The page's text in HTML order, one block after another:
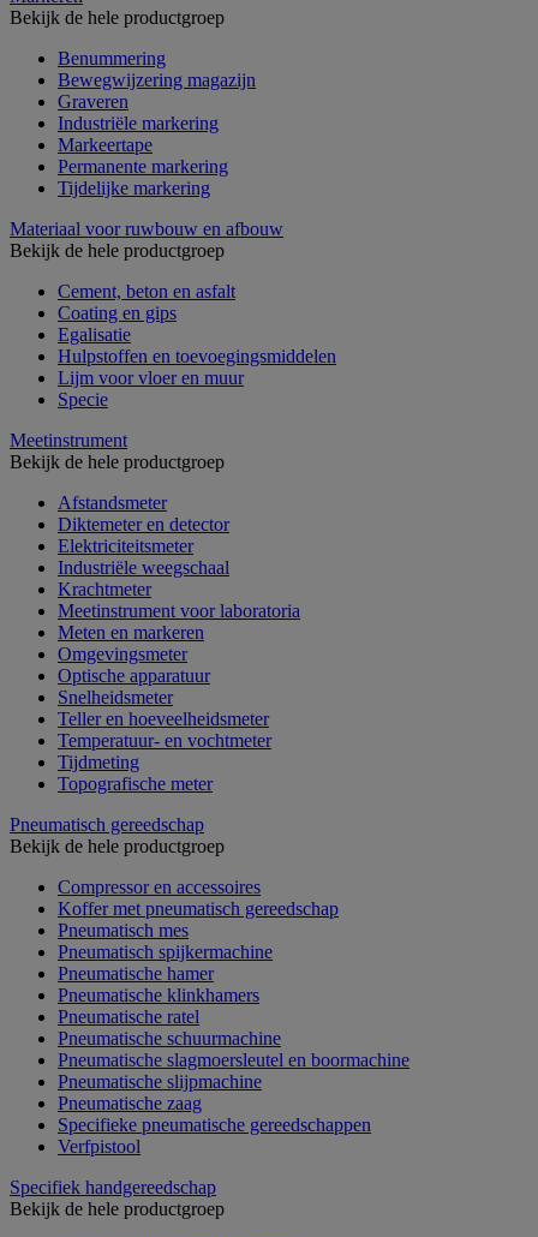
Bekijk de hele productgroep
Benummering
Bewegwijzering magazijn
Graveren
Industriële markering
Markeertape
Permanente markering
Tijdelijke markering
Materiaal voor ruwbouw en afbouw
Bekijk de hele productgroep
Cement, beton en asfalt
Coating en gips
Egalisatie
Hulpstoffen en toevoegingsmiddelen
Lijm voor vloer en muur
Specie
Meetinstrument
Bekijk de hele productgroep
Afstandsmeter
Diktemeter en detector
Elektriciteitsmeter
Industriële weegschaal
Krachtmeter
Meetinstrument voor laboratoria
Meten en markeren
Omgevingsmeter
Optische apparatuur
Snelheidsmeter
Teller en hoeveelheidsmeter
Temperatuur- en vochtmeter
Tijdmeting
Topografische meter
Pneumatisch gereedschap
Bekijk de hele productgroep
Compressor en accessoires
Koffer met pneumatisch gereedschap
Pneumatisch mes
Pneumatisch spijkermachine
Pneumatische hamer
Pneumatische klinkhamers
Pneumatische ratel
Pneumatische schuurmachine
Pneumatische slagmoersleutel en boormachine
Pneumatische slijpmachine
Pneumatische zaag
Specifieke pneumatische gereedschappen
Verfpistool
Specifiek handgereedschap
Bekijk de hele productgroep